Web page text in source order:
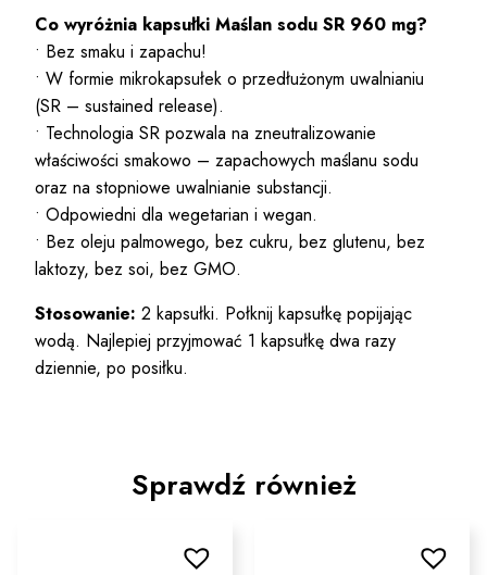
Co wyróżnia kapsułki Maślan sodu SR 960 mg?
• Bez smaku i zapachu!
• W formie mikrokapsułek o przedłużonym uwalnianiu
(SR – sustained release).
• Technologia SR pozwala na zneutralizowanie
właściwości smakowo – zapachowych maślanu sodu
oraz na stopniowe uwalnianie substancji.
• Odpowiedni dla wegetarian i wegan.
• Bez oleju palmowego, bez cukru, bez glutenu, bez
laktozy, bez soi, bez GMO.
Stosowanie: 2 kapsułki. Połknij kapsułkę popijając
wodą. Najlepiej przyjmować 1 kapsułkę dwa razy
dziennie, po posiłku.
Sprawdź również